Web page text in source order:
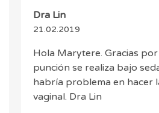
Dra Lin
21.02.2019
Hola Marytere. Gracias
punción se realiza bajo
habría problema en hacer
vaginal. Dra Lin